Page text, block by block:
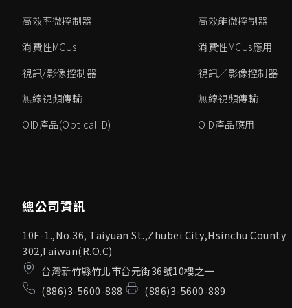
高效率微控制器
消費性MCUs
視訊/影像控制器
無線視頻傳輸
OID產品(Optical ID)
高效能微控制器
消費性MCUs應用
視訊／影像控制器
無線視頻傳輸
OID產品應用
總公司資訊
10F-1.,No.36, Taiyuan St.,Zhubei City,Hsinchu County
302,Taiwan(R.O.C)
台灣新竹縣竹北市台元街36號10樓之一
(886)3-5600-888
(886)3-5600-889